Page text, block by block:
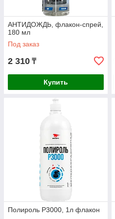
АНТИДОЖДЬ, флакон-спрей,
180 мл
Под заказ
2 310 ₸
Купить
Полироль Р3000, 1л флакон